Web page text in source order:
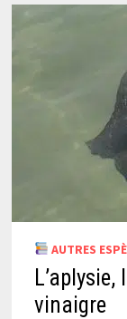
AUTRES
vinaigre